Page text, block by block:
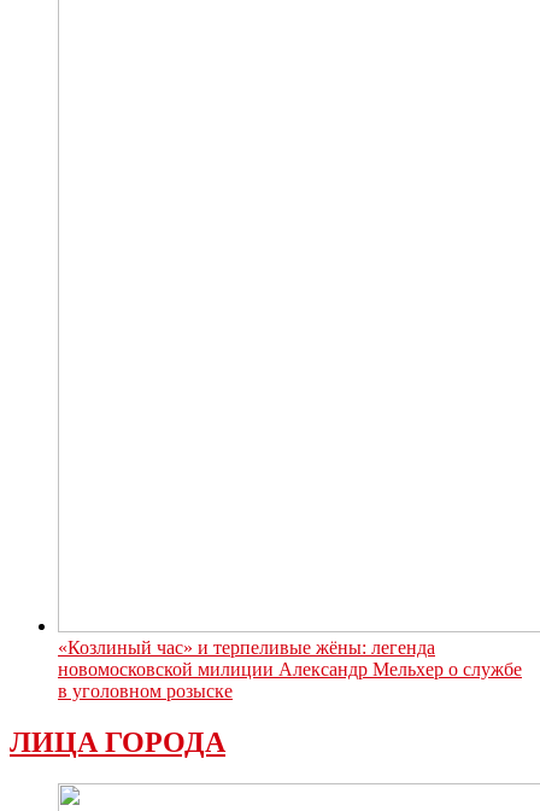
«Козлиный час» и терпеливые жёны: легенда
новомосковской милиции Александр Мельхер о службе
в уголовном розыске
ЛИЦА ГОРОДА